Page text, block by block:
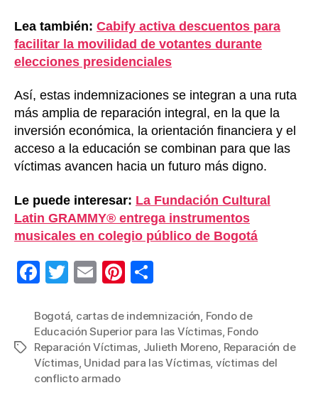
Lea también: Cabify activa descuentos para
facilitar la movilidad de votantes durante
elecciones presidenciales
Así, estas indemnizaciones se integran a una ruta
más amplia de reparación integral, en la que la
inversión económica, la orientación financiera y el
acceso a la educación se combinan para que las
víctimas avancen hacia un futuro más digno.
Le puede interesar: La Fundación Cultural
Latin GRAMMY® entrega instrumentos
musicales en colegio público de Bogotá
F
c
e
b
o
T
tt
er
E
ail
Pi
er
e
st
m
p
ar
Etiquetas
Bogotá, cartas de indemnización, Fondo de
Educación Superior para las Víctimas, Fondo
Reparación Víctimas, Julieth Moreno, Reparación de
Víctimas, Unidad para las Víctimas, víctimas del
conflicto armado